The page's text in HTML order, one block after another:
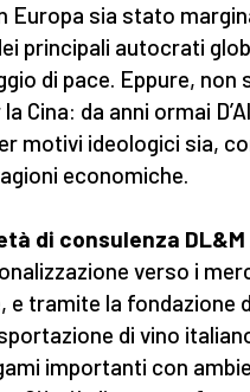
Europa sia stato
principali autocrati
di pace. Eppure, non
Cina: da anni ormai
motivi ideologici sia,
economiche.
di consulenza
verso i
e tramite la fondazione
di vino
importanti con